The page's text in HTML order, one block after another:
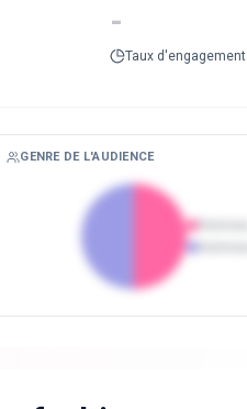
-
Taux d'engagement
GENRE DE L'AUDIENCE